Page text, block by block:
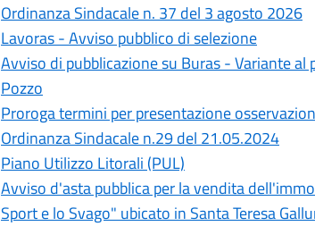
Ordinanza Sindacale n. 37 del 3 agosto 2026
Lavoras - Avviso pubblico di selezione
Avviso di pubblicazione su Buras - Variante
Pozzo
Proroga termini per presentazione
Ordinanza Sindacale n.29 del 21.05.2024
Piano Utilizzo Litorali (PUL)
Avviso d'asta pubblica per la vendita
Sport e lo Svago" ubicato in Santa Teresa